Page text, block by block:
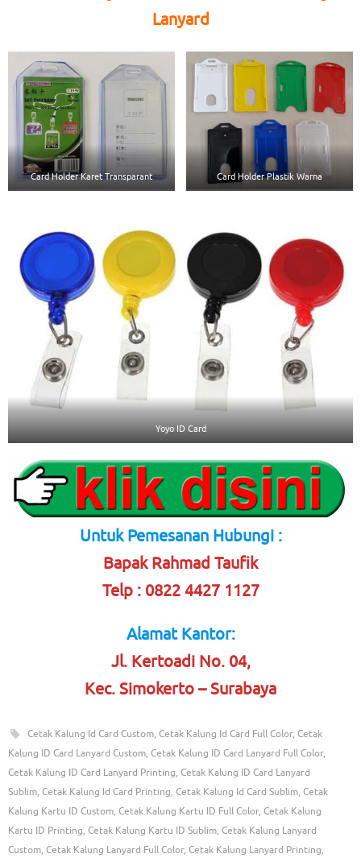
Lanyard
Card Holder Karet Transparant Card Holder Plastik Warna
Yoyo ID Card
Untuk Pemesanan Hubungi :
Bapak Rahmad Taufik
Telp : 0822 4427 1127
Alamat Kantor:
Jl. Kertoadi No. 04,
Kec. Simokerto – Surabaya
Cetak Kalung Id Card Custom, Cetak Kalung Id Card Full Color, Cetak
Kalung ID Card Lanyard Custom, Cetak Kalung ID Card Lanyard Full Color,
Cetak Kalung ID Card Lanyard Printing, Cetak Kalung ID Card Lanyard
Sublim, Cetak Kalung Id Card Printing, Cetak Kalung Id Card Sublim, Cetak
Kalung Kartu ID Custom, Cetak Kalung Kartu ID Full Color, Cetak Kalung
Kartu ID Printing, Cetak Kalung Kartu ID Sublim, Cetak Kalung Lanyard
Custom, Cetak Kalung Lanyard Full Color, Cetak Kalung Lanyard Printing,